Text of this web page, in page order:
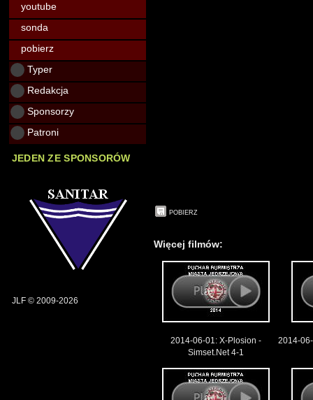
youtube
sonda
pobierz
Typer
Redakcja
Sponsorzy
Patroni
JEDEN ZE SPONSORÓW
JLF © 2009-2026
POBIERZ
Więcej filmów:
2014-06-01: X-Plosion -
Simset.Net 4-1
2014-